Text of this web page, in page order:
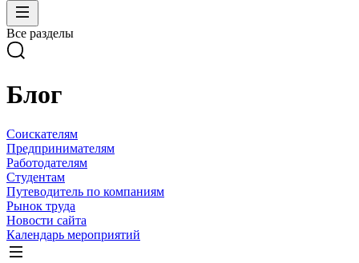
Все разделы
Блог
Соискателям
Предпринимателям
Работодателям
Студентам
Путеводитель по компаниям
Рынок труда
Новости сайта
Календарь мероприятий